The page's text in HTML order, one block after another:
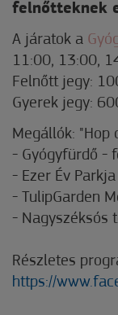
felnőtteknek
A járatok a
11:00, 13:00,
Felnőtt jegy:
Gyerek jegy:
Megállók: "Hop
- Gyógyfürdő -
- Ezer Év Parkja
- TulipGarden
- Nagyszéksós
Részletes
https://